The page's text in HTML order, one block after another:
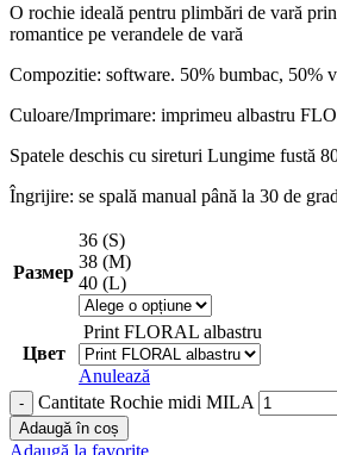
O rochie ideală pentru plimbări de vară
romantice pe verandele de vară
Compozitie: software. 50% bumbac, 50%
Culoare/Imprimare: imprimeu albastru
Spatele deschis cu sireturi Lungime fustă
Îngrijire: se spală manual până la 30 de
Размер
36 (S)
38 (M)
40 (L)
Цвет
Print FLORAL albastru
Anulează
Cantitate Rochie midi MILA
Adaugă în coș
Adaugă la favorite